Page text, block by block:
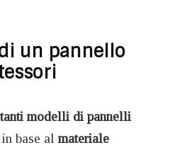
un pannello
tanti modelli di pannelli
in base al materiale